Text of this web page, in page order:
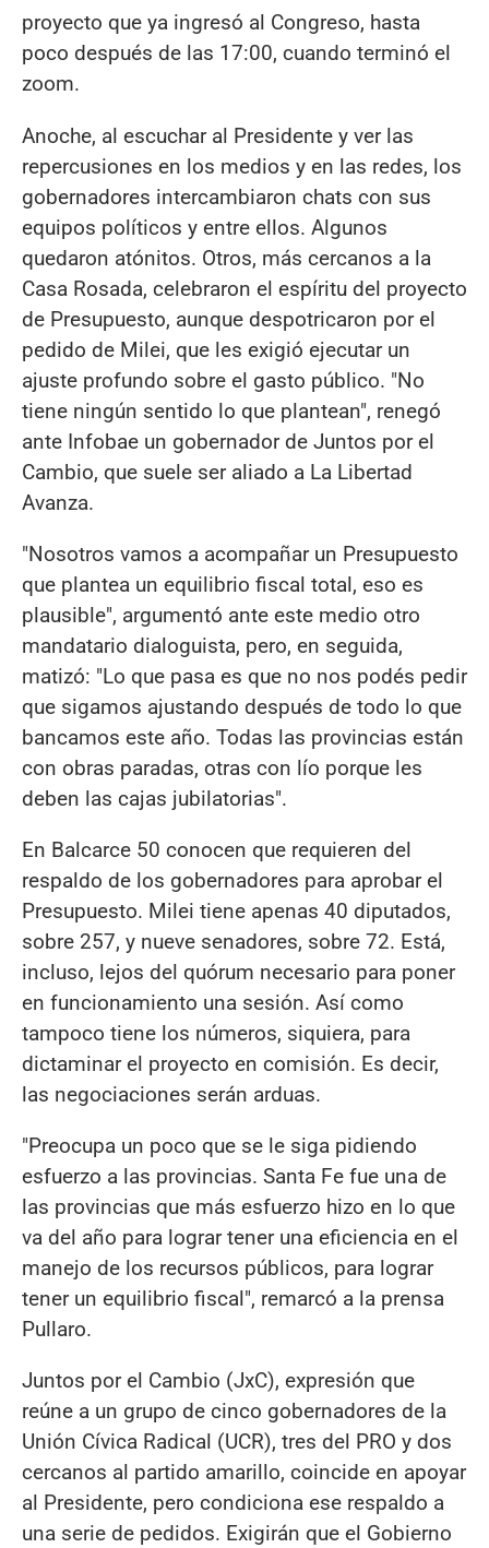
proyecto que ya ingresó al Congreso, hasta
poco después de las 17:00, cuando terminó el
zoom.
Anoche, al escuchar al Presidente y ver las
repercusiones en los medios y en las redes, los
gobernadores intercambiaron chats con sus
equipos políticos y entre ellos. Algunos
quedaron atónitos. Otros, más cercanos a la
Casa Rosada, celebraron el espíritu del proyecto
de Presupuesto, aunque despotricaron por el
pedido de Milei, que les exigió ejecutar un
ajuste profundo sobre el gasto público. "No
tiene ningún sentido lo que plantean", renegó
ante Infobae un gobernador de Juntos por el
Cambio, que suele ser aliado a La Libertad
Avanza.
"Nosotros vamos a acompañar un Presupuesto
que plantea un equilibrio fiscal total, eso es
plausible", argumentó ante este medio otro
mandatario dialoguista, pero, en seguida,
matizó: "Lo que pasa es que no nos podés pedir
que sigamos ajustando después de todo lo que
bancamos este año. Todas las provincias están
con obras paradas, otras con lío porque les
deben las cajas jubilatorias".
En Balcarce 50 conocen que requieren del
respaldo de los gobernadores para aprobar el
Presupuesto. Milei tiene apenas 40 diputados,
sobre 257, y nueve senadores, sobre 72. Está,
incluso, lejos del quórum necesario para poner
en funcionamiento una sesión. Así como
tampoco tiene los números, siquiera, para
dictaminar el proyecto en comisión. Es decir,
las negociaciones serán arduas.
"Preocupa un poco que se le siga pidiendo
esfuerzo a las provincias. Santa Fe fue una de
las provincias que más esfuerzo hizo en lo que
va del año para lograr tener una eficiencia en el
manejo de los recursos públicos, para lograr
tener un equilibrio fiscal", remarcó a la prensa
Pullaro.
Juntos por el Cambio (JxC), expresión que
reúne a un grupo de cinco gobernadores de la
Unión Cívica Radical (UCR), tres del PRO y dos
cercanos al partido amarillo, coincide en apoyar
al Presidente, pero condiciona ese respaldo a
una serie de pedidos. Exigirán que el Gobierno